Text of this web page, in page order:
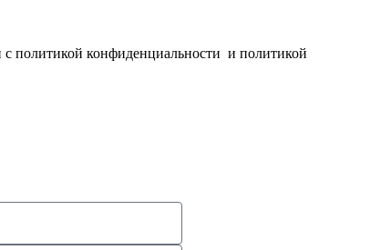
с политикой конфиденциальности и политикой